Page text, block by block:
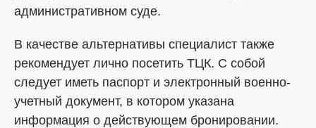
административном суде.
В качестве альтернативы специалист также
рекомендует лично посетить ТЦК. С собой
следует иметь паспорт и электронный военно-
учетный документ, в котором указана
информация о действующем бронировании.